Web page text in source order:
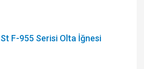
F-955 Serisi Olta İğnesi